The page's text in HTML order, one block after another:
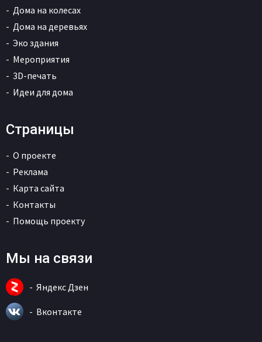
Дома на колесах
Дома на деревьях
Эко здания
Мероприятия
3D-печать
Идеи для дома
Страницы
О проекте
Реклама
Карта сайта
Контакты
Помощь проекту
Мы на связи
Яндекс Дзен
Вконтакте